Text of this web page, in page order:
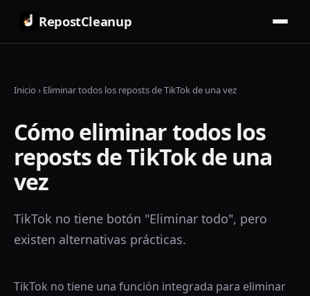
RepostCleanup
Inicio› Eliminar todos los reposts de TikTok de una vez
Cómo eliminar todos los
reposts de TikTok de una
vez
TikTok no tiene botón "Eliminar todo", pero
existen alternativas prácticas.
TikTok no tiene una función integrada para eliminar